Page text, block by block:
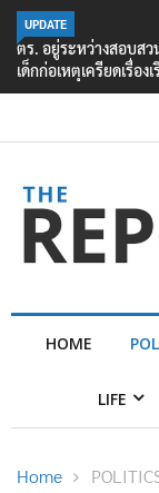
UPDATE
ตร. อยู่ระหว่างสอบสว
เด็กก่อเหตุเครียดเรื่อง
HOME
LIFE
Home